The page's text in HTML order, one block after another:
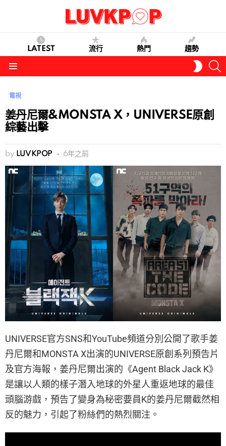
LATEST 流行 熱門 趨勢
SKIN
電視
姜丹尼爾&MONSTA X，UNIVERSE原創
綜藝出擊
by LUVKPOP 6年之前
UNIVERSE官方SNS和YouTube頻道分別公開了歌手姜
丹尼爾和MONSTA X出演的UNIVERSE原創系列預告片
及官方海報，姜丹尼爾出演的《Agent Black Jack K》
是讓以人類的樣子潛入地球的外星人重返地球的最佳
頭腦游戲，預告了變身為秘密要員K的姜丹尼爾截然相
反的魅力，引起了粉絲們的熱烈關注。